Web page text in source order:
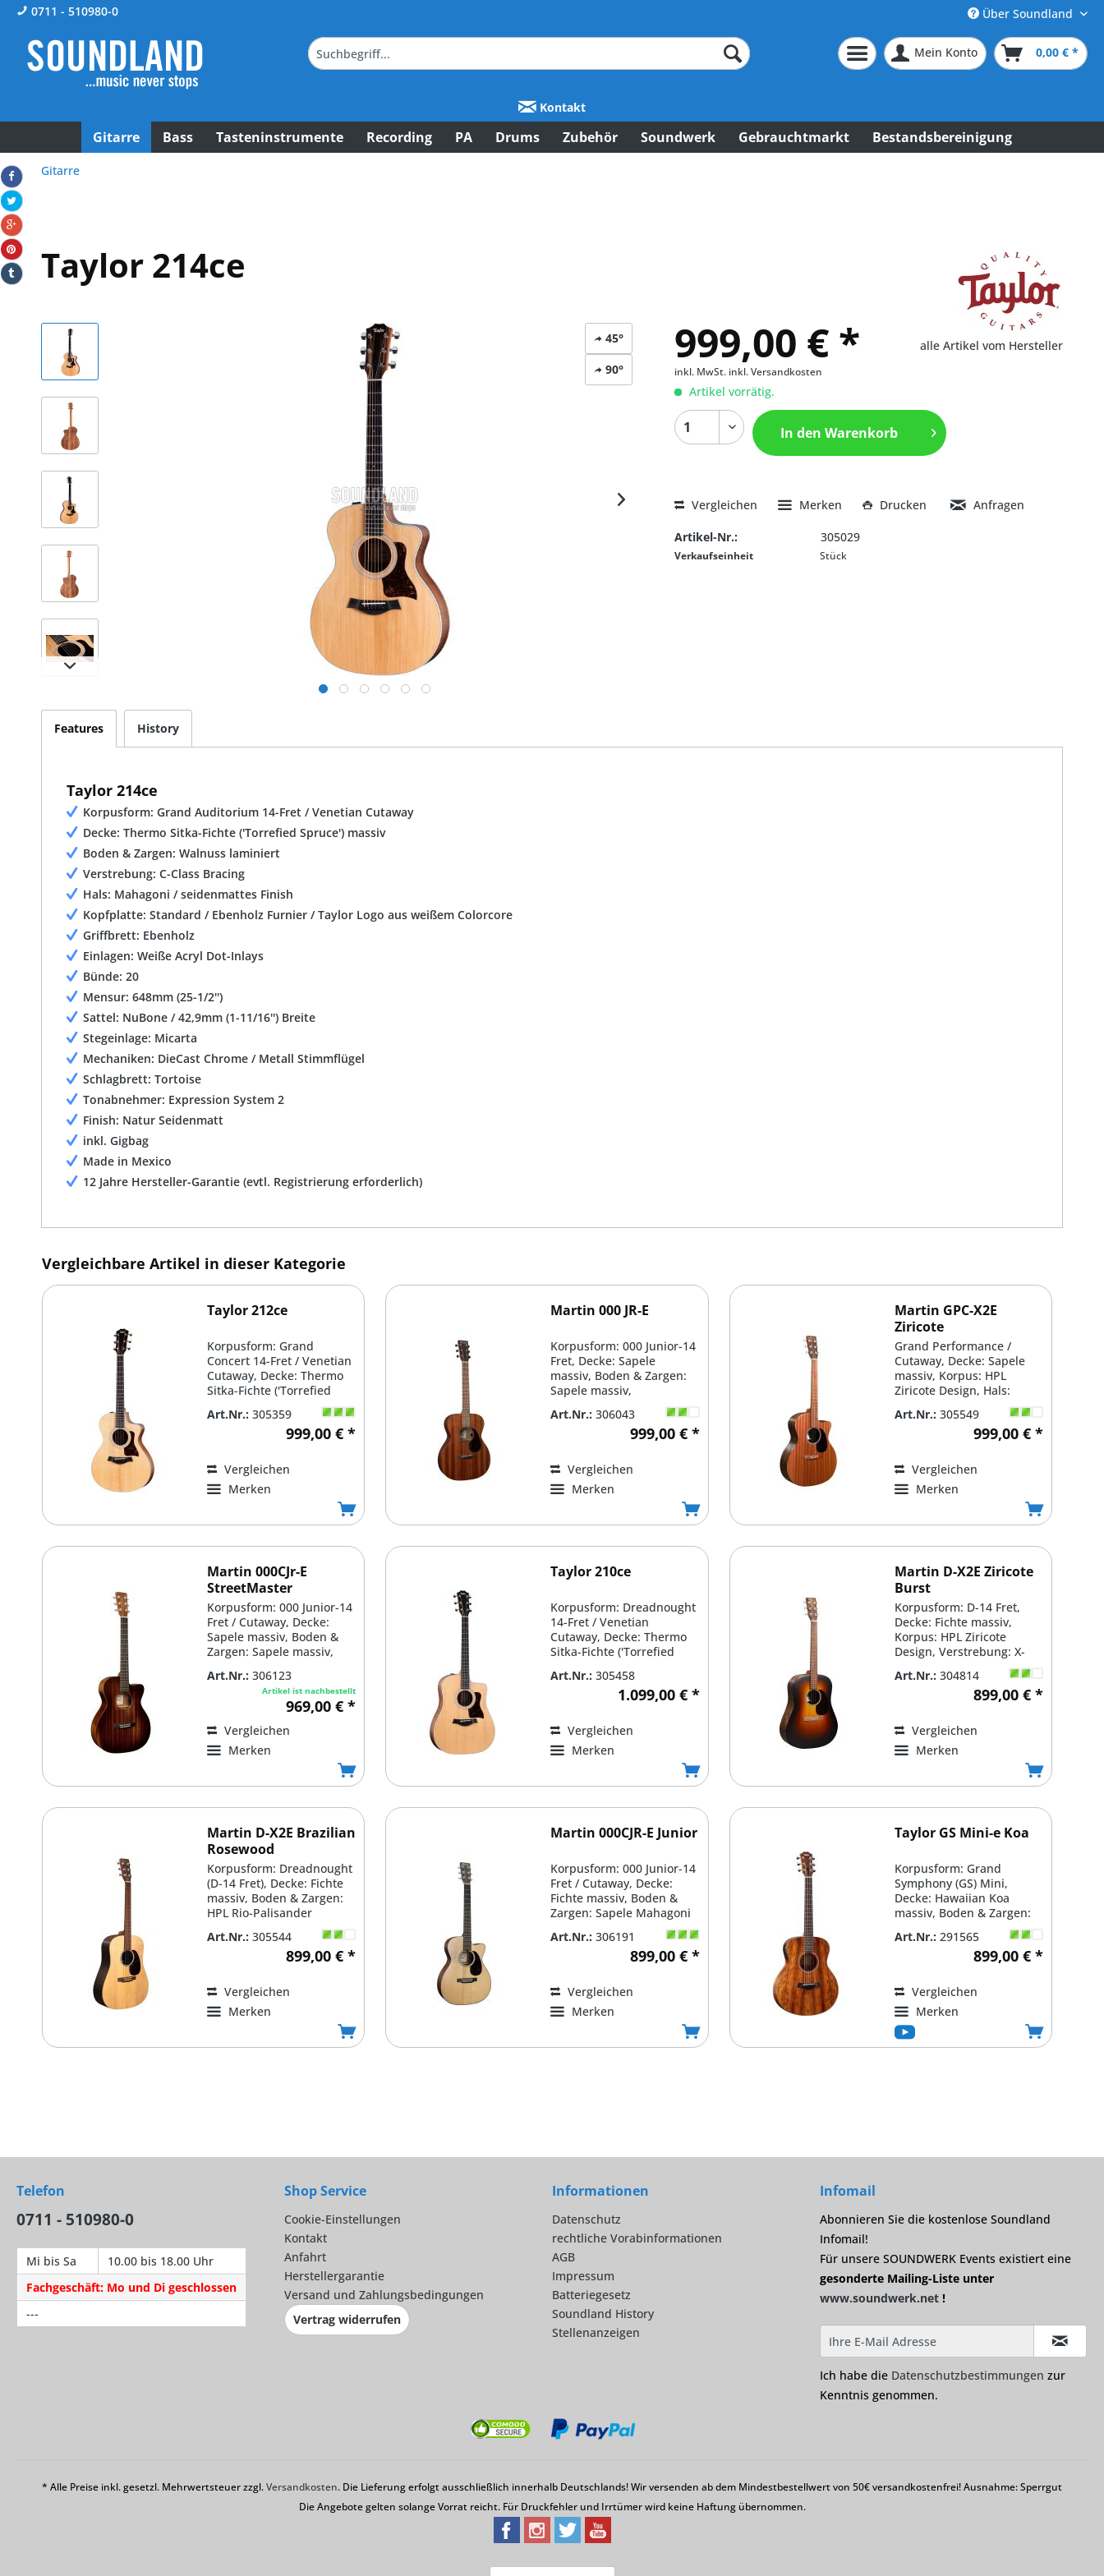
0711 - 510980-0 Über Soundland
Mein Konto 0,00 € *
Kontakt
Gitarre Bass Tasteninstrumente Recording PA Drums Zubehör Soundwerk Gebrauchtmarkt Bestandsbereinigung
Gitarre
Taylor 214ce
alle Artikel vom Hersteller
45°
90°
999,00 € *
inkl. MwSt. inkl. Versandkosten
Artikel vorrätig.
In den Warenkorb
Vergleichen Merken Drucken Anfragen
Artikel-Nr.: 305029
Verkaufseinheit Stück
Features History
Taylor 214ce
Korpusform: Grand Auditorium 14-Fret / Venetian Cutaway
Decke: Thermo Sitka-Fichte ('Torrefied Spruce') massiv
Boden & Zargen: Walnuss laminiert
Verstrebung: C-Class Bracing
Hals: Mahagoni / seidenmattes Finish
Kopfplatte: Standard / Ebenholz Furnier / Taylor Logo aus weißem Colorcore
Griffbrett: Ebenholz
Einlagen: Weiße Acryl Dot-Inlays
Bünde: 20
Mensur: 648mm (25-1/2'')
Sattel: NuBone / 42,9mm (1-11/16'') Breite
Stegeinlage: Micarta
Mechaniken: DieCast Chrome / Metall Stimmflügel
Schlagbrett: Tortoise
Tonabnehmer: Expression System 2
Finish: Natur Seidenmatt
inkl. Gigbag
Made in Mexico
12 Jahre Hersteller-Garantie (evtl. Registrierung erforderlich)
Vergleichbare Artikel in dieser Kategorie
Taylor 212ce
Korpusform: Grand
Concert 14-Fret / Venetian
Cutaway, Decke: Thermo
Sitka-Fichte ('Torrefied
Spruce') massiv, Boden &...
Art.Nr.: 305359
999,00 € *
Vergleichen
Merken
Martin 000 JR-E
Korpusform: 000 Junior-14
Fret, Decke: Sapele
massiv, Boden & Zargen:
Sapele massiv,
Verstrebung: Scalloped...
Art.Nr.: 306043
999,00 € *
Vergleichen
Merken
Martin GPC-X2E
Ziricote
Grand Performance /
Cutaway, Decke: Sapele
massiv, Korpus: HPL
Ziricote Design, Hals:
Hardwood, Griffbrett:
Hardwood,...
Art.Nr.: 305549
999,00 € *
Vergleichen
Merken
Martin 000CJr-E
StreetMaster
Korpusform: 000 Junior-14
Fret / Cutaway, Decke:
Sapele massiv, Boden &
Zargen: Sapele massiv,
Art.Nr.: 306123
Artikel ist nachbestellt
969,00 € *
Vergleichen
Merken
Taylor 210ce
Korpusform: Dreadnought
14-Fret / Venetian
Cutaway, Decke: Thermo
Sitka-Fichte ('Torrefied
Art.Nr.: 305458
1.099,00 € *
Vergleichen
Merken
Martin D-X2E Ziricote
Burst
Korpusform: D-14 Fret,
Decke: Fichte massiv,
Korpus: HPL Ziricote
Design, Verstrebung: X-
Bracing, Hals: Select...
Art.Nr.: 304814
899,00 € *
Vergleichen
Merken
Martin D-X2E Brazilian
Rosewood
Korpusform: Dreadnought
(D-14 Fret), Decke: Fichte
massiv, Boden & Zargen:
HPL Rio-Palisander
('Brazilian Rosewood')...
Art.Nr.: 305544
899,00 € *
Vergleichen
Merken
Martin 000CJR-E Junior
Korpusform: 000 Junior-14
Fret / Cutaway, Decke:
Fichte massiv, Boden &
Zargen: Sapele Mahagoni
Art.Nr.: 306191
899,00 € *
Vergleichen
Merken
Taylor GS Mini-e Koa
Korpusform: Grand
Symphony (GS) Mini,
Decke: Hawaiian Koa
massiv, Boden & Zargen:
Verstrebung: X...
Art.Nr.: 291565
899,00 € *
Vergleichen
Merken
Telefon
0711 - 510980-0
Mi bis Sa
10.00 bis 18.00 Uhr
Fachgeschäft: Mo und Di geschlossen
---
Shop Service
Cookie-Einstellungen
Kontakt
Anfahrt
Herstellergarantie
Versand und Zahlungsbedingungen
Vertrag widerrufen
Informationen
Datenschutz
rechtliche Vorabinformationen
AGB
Impressum
Batteriegesetz
Soundland History
Stellenanzeigen
Infomail
Abonnieren Sie die kostenlose Soundland
Infomail!
Für unsere SOUNDWERK Events existiert eine
gesonderte Mailing-Liste unter
www.soundwerk.net !
Ich habe die Datenschutzbestimmungen zur
Kenntnis genommen.
* Alle Preise inkl. gesetzl. Mehrwertsteuer zzgl.Versandkosten. Die Lieferung erfolgt ausschließlich innerhalb Deutschlands! Wir versenden ab dem Mindestbestellwert von 50€ versandkostenfrei! Ausnahme: Sperrgut
Die Angebote gelten solange Vorrat reicht. Für Druckfehler und Irrtümer wird keine Haftung übernommen.